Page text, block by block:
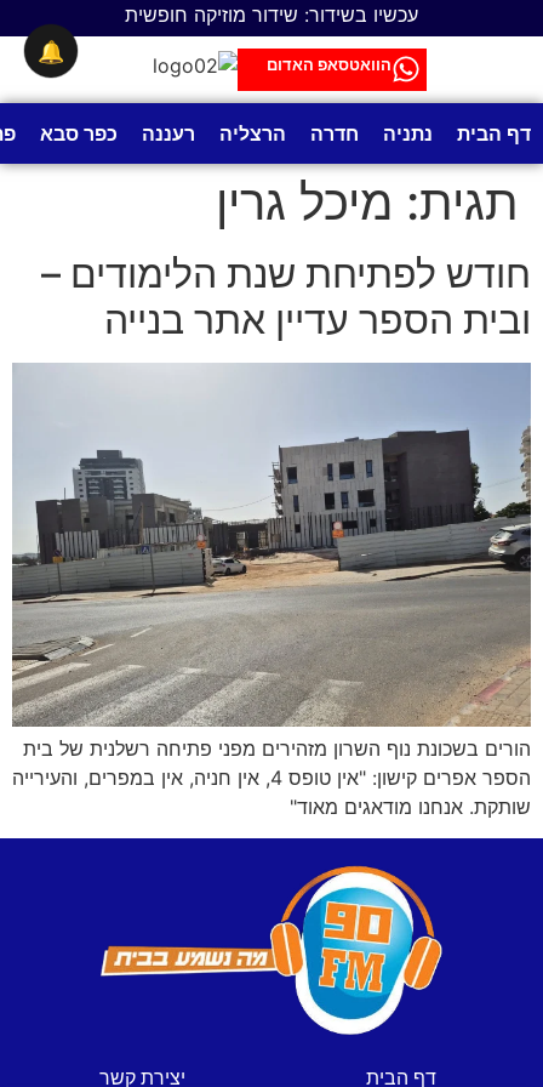
עכשיו בשידור: שידור מוזיקה חופשית
הוואטסאפ האדום
דף הבית נתניה חדרה הרצליה רעננה כפר סבא
תגית: מיכל גרין
חודש לפתיחת שנת הלימודים –
ובית הספר עדיין אתר בנייה
הורים בשכונת נוף השרון מזהירים מפני פתיחה רשלנית של בית
הספר אפרים קישון: "אין טופס 4, אין חניה, אין במפרים, והעירייה
שותקת. אנחנו מודאגים מאוד"
דף הבית יצירת קשר
🔔